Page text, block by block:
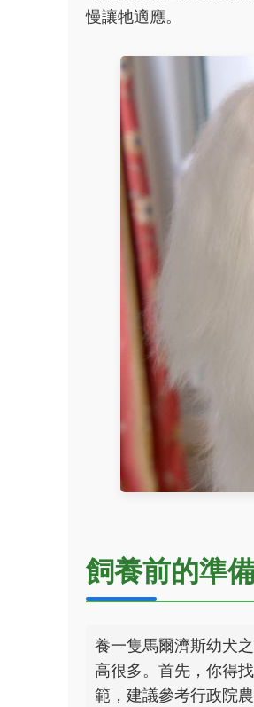
慢讓牠適應。
飼養前的準
養一隻馬爾濟斯幼犬
高很多。首先，你得
範，建議參考行政院